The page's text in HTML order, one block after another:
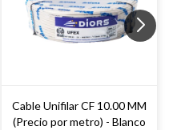
Cable Unifilar CF 10.00 MM
(Precio por metro) - Blanco